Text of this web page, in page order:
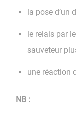
la pose d’un
le relais par
sauveteur
une réaction
NB :